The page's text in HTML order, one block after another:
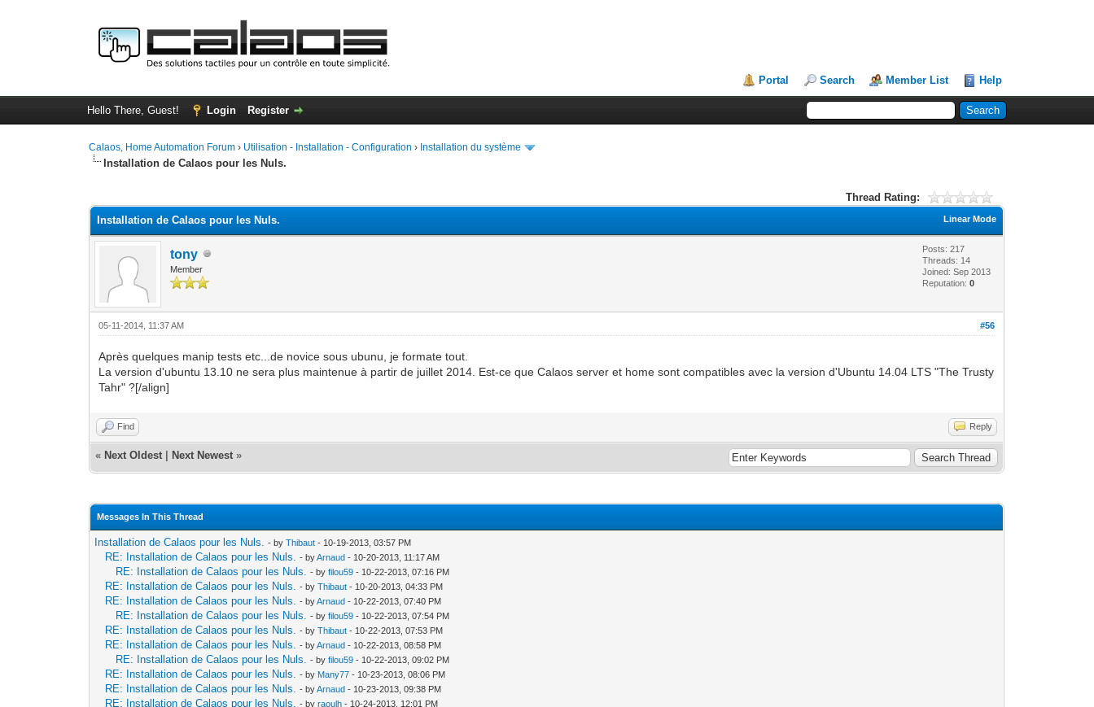
Portal Search Member List Help
Hello There, Guest! Login Register
Calaos, Home Automation Forum › Utilisation - Installation - Configuration › Installation du système
Installation de Calaos pour les Nuls.
Thread Rating:
Linear Mode
Installation de Calaos pour les Nuls.
tony
Member
Posts: 217
Threads: 14
Joined: Sep 2013
Reputation:0
#56
05-11-2014, 11:37 AM
Après quelques manip tests etc...de novice sous ubunu, je formate tout.
La version d'ubuntu 13.10 ne sera plus maintenue à partir de juillet 2014. Est-ce que Calaos server et home sont compatibles avec la version d'Ubuntu 14.04 LTS "The Trusty
Tahr" ?[/align]
Find Reply
« Next Oldest Next Newest »
Messages In This Thread
Installation de Calaos pour les Nuls. - byThibaut - 10-19-2013, 03:57 PM
RE: Installation de Calaos pour les Nuls. - byArnaud - 10-20-2013, 11:17 AM
RE: Installation de Calaos pour les Nuls. - byfilou59 - 10-22-2013, 07:16 PM
RE: Installation de Calaos pour les Nuls. - byThibaut - 10-20-2013, 04:33 PM
RE: Installation de Calaos pour les Nuls. - byArnaud - 10-22-2013, 07:40 PM
RE: Installation de Calaos pour les Nuls. - byfilou59 - 10-22-2013, 07:54 PM
RE: Installation de Calaos pour les Nuls. - byThibaut - 10-22-2013, 07:53 PM
RE: Installation de Calaos pour les Nuls. - byArnaud - 10-22-2013, 08:58 PM
RE: Installation de Calaos pour les Nuls. - byfilou59 - 10-22-2013, 09:02 PM
RE: Installation de Calaos pour les Nuls. - by Many77 - 10-23-2013, 08:06 PM
RE: Installation de Calaos pour les Nuls. - byArnaud - 10-23-2013, 09:38 PM
RE: Installation de Calaos pour les Nuls. - byraoulh - 10-24-2013, 12:01 PM